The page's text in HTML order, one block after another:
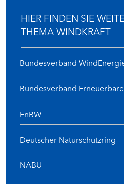
HIER FINDEN SIE
THEMA WINDKRAFT
Bundesverband
Bundesverband
EnBW
Deutscher Naturschutzring
NABU